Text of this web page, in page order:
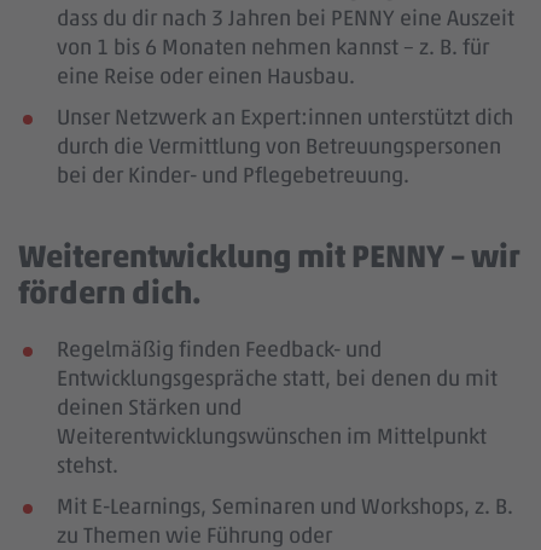
dass du dir nach 3 Jahren bei PENNY eine Auszeit
von 1 bis 6 Monaten nehmen kannst – z. B. für
eine Reise oder einen Hausbau.
Unser Netzwerk an Expert:innen unterstützt dich
durch die Vermittlung von Betreuungspersonen
bei der Kinder- und Pflegebetreuung.
Weiterentwicklung mit PENNY – wir
fördern dich.
Regelmäßig finden Feedback- und
Entwicklungsgespräche statt, bei denen du mit
deinen Stärken und
Weiterentwicklungswünschen im Mittelpunkt
stehst.
Mit E-Learnings, Seminaren und Workshops, z. B.
zu Themen wie Führung oder